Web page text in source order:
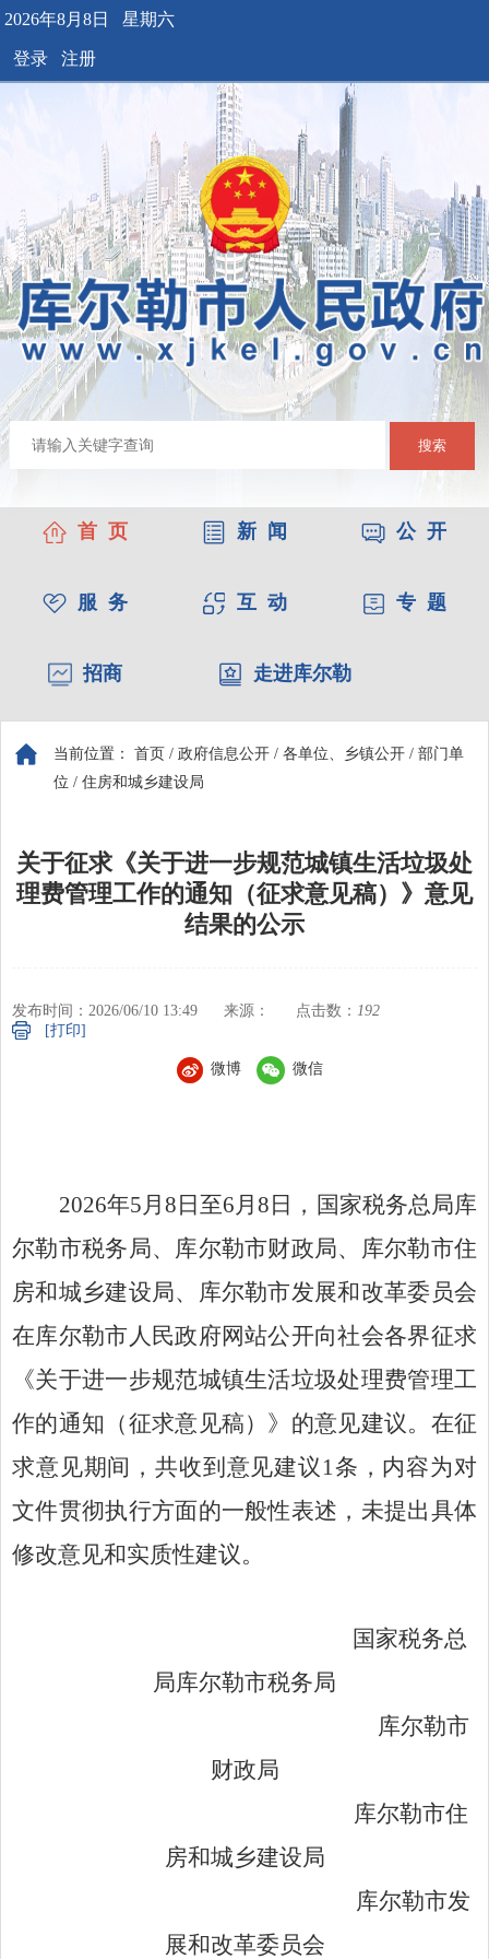
2026年8月8日 星期六
登录 注册
搜索
首 页 新 闻 公 开
服 务 互 动 专 题
招商 走进库尔勒
当前位置： 首页 / 政府信息公开 / 各单位、乡镇公开 / 部门单
位 / 住房和城乡建设局
关于征求《关于进一步规范城镇生活垃圾处
理费管理工作的通知（征求意见稿）》意见
结果的公示
发布时间：2026/06/10 13:49 来源： 点击数： 192
[打印]
微博 微信
2026年5月8日至6月8日，国家税务总局库
尔勒市税务局、库尔勒市财政局、库尔勒市住
房和城乡建设局、库尔勒市发展和改革委员会
在库尔勒市人民政府网站公开向社会各界征求
《关于进一步规范城镇生活垃圾处理费管理工
作的通知（征求意见稿）》的意见建议。在征
求意见期间，共收到意见建议1条，内容为对
文件贯彻执行方面的一般性表述，未提出具体
修改意见和实质性建议。
国家税务总
局库尔勒市税务局
库尔勒市
财政局
库尔勒市住
房和城乡建设局
库尔勒市发
展和改革委员会